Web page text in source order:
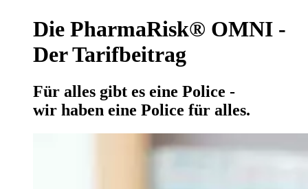
Die PharmaRisk® OMNI -
Der Tarifbeitrag
Für alles gibt es eine Police -
wir haben eine Police für alles.